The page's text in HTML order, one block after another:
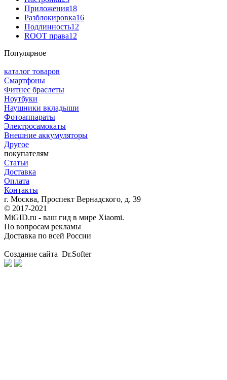
Приложения18
Разблокировка16
Подлинность12
ROOT права12
Популярное
каталог товаров
Смартфоны
Фитнес браслеты
Ноутбуки
Наушники вкладыши
Фотоаппараты
Электросамокаты
Внешние аккумуляторы
Другое
покупателям
Статьи
Доставка
Оплата
Контакты
г. Москва, Проспект Вернадского, д. 39
© 2017-2021
MiGID.ru - ваш гид в мире Xiaomi.
По вопросам рекламы
Доставка по всей России
Создание сайта Dr.Softer